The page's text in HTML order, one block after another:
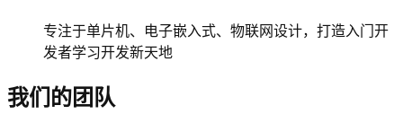
专注于单片机、电子嵌入式、物联网设计，打造入门开
发者学习开发新天地
我们的团队